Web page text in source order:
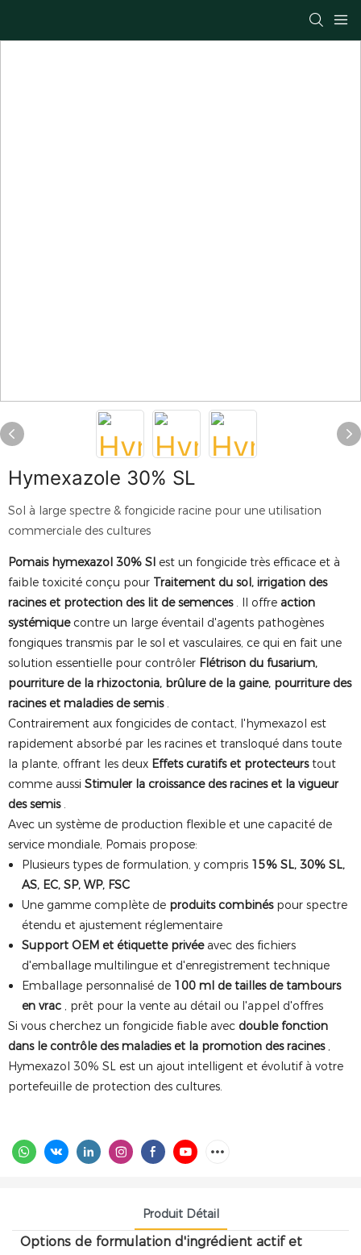
Hymexazole 30% SL
Sol à large spectre & fongicide racine pour une utilisation
commerciale des cultures
Pomais hymexazol 30% Sl est un fongicide très efficace et à
faible toxicité conçu pour Traitement du sol, irrigation des
racines et protection des lit de semences . Il offre action
systémique contre un large éventail d'agents pathogènes
fongiques transmis par le sol et vasculaires, ce qui en fait une
solution essentielle pour contrôler Flétrison du fusarium,
pourriture de la rhizoctonia, brûlure de la gaine, pourriture des
racines et maladies de semis .
Contrairement aux fongicides de contact, l'hymexazol est
rapidement absorbé par les racines et transloqué dans toute
la plante, offrant les deux Effets curatifs et protecteurstout
comme aussi Stimuler la croissance des racines et la vigueur
des semis .
Avec un système de production flexible et une capacité de
service mondiale, Pomais propose:
Plusieurs types de formulation, y compris 15% SL, 30% SL,
AS, EC, SP, WP, FSC
Une gamme complète de produits combinés pour spectre
étendu et ajustement réglementaire
Support OEM et étiquette privée avec des fichiers
d'emballage multilingue et d'enregistrement technique
Emballage personnalisé de 100 ml de tailles de tambours
en vrac , prêt pour la vente au détail ou l'appel d'offres
Si vous cherchez un fongicide fiable avec double fonction
dans le contrôle des maladies et la promotion des racines ,
Hymexazol 30% SL est un ajout intelligent et évolutif à votre
portefeuille de protection des cultures.
Produit Détail
Options de formulation d'ingrédient actif et